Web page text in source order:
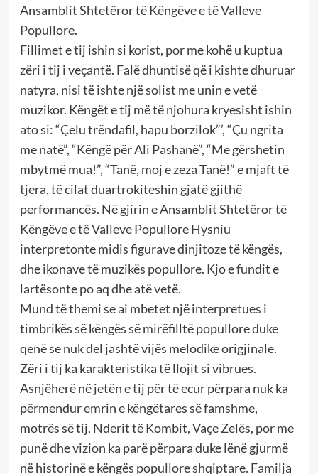
Ansamblit Shtetëror të Këngëve e të Valleve
Popullore.
Fillimet e tij ishin si korist, por me kohë u kuptua
zëri i tij i veçantë. Falë dhuntisë që i kishte dhuruar
natyra, nisi të ishte një solist me unin e vetë
muzikor. Këngët e tij më të njohura kryesisht ishin
ato si: “Çelu trëndafil, hapu borzilok”’, “Çu ngrita
me natë”, “Këngë për Ali Pashanë”, “Me gërshetin
mbytmë mua!”, “Tanë, moj e zeza Tanë!” e mjaft të
tjera, të cilat duartrokiteshin gjatë gjithë
performancës. Në gjirin e Ansamblit Shtetëror të
Këngëve e të Valleve Popullore Hysniu
interpretonte midis figurave dinjitoze të këngës,
dhe ikonave të muzikës popullore. Kjo e fundit e
lartësonte po aq dhe atë vetë.
Mund të themi se ai mbetet një interpretues i
timbrikës së këngës së mirëfilltë popullore duke
qenë se nuk del jashtë vijës melodike origjinale.
Zëri i tij ka karakteristika të llojit si vibrues.
Asnjëherë në jetën e tij për të ecur përpara nuk ka
përmendur emrin e këngëtares së famshme,
motrës së tij, Nderit të Kombit, Vaçe Zelës, por me
punë dhe vizion ka parë përpara duke lënë gjurmë
në historinë e këngës popullore shqiptare. Familja